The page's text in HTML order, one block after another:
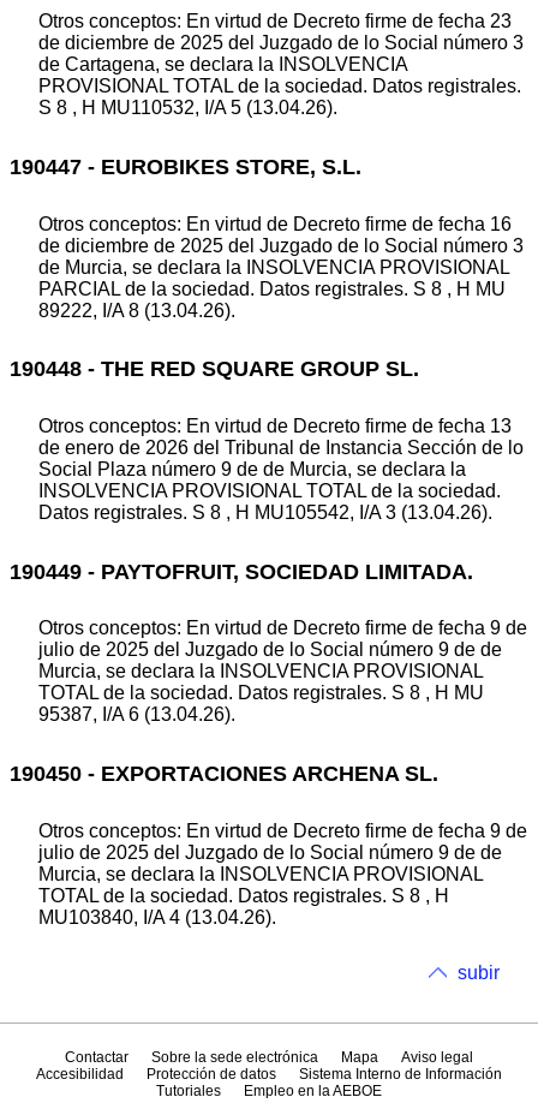
Otros conceptos: En virtud de Decreto firme de fecha 23
de diciembre de 2025 del Juzgado de lo Social número 3
de Cartagena, se declara la INSOLVENCIA
PROVISIONAL TOTAL de la sociedad. Datos registrales.
S 8 , H MU110532, I/A 5 (13.04.26).
190447 - EUROBIKES STORE, S.L.
Otros conceptos: En virtud de Decreto firme de fecha 16
de diciembre de 2025 del Juzgado de lo Social número 3
de Murcia, se declara la INSOLVENCIA PROVISIONAL
PARCIAL de la sociedad. Datos registrales. S 8 , H MU
89222, I/A 8 (13.04.26).
190448 - THE RED SQUARE GROUP SL.
Otros conceptos: En virtud de Decreto firme de fecha 13
de enero de 2026 del Tribunal de Instancia Sección de lo
Social Plaza número 9 de de Murcia, se declara la
INSOLVENCIA PROVISIONAL TOTAL de la sociedad.
Datos registrales. S 8 , H MU105542, I/A 3 (13.04.26).
190449 - PAYTOFRUIT, SOCIEDAD LIMITADA.
Otros conceptos: En virtud de Decreto firme de fecha 9 de
julio de 2025 del Juzgado de lo Social número 9 de de
Murcia, se declara la INSOLVENCIA PROVISIONAL
TOTAL de la sociedad. Datos registrales. S 8 , H MU
95387, I/A 6 (13.04.26).
190450 - EXPORTACIONES ARCHENA SL.
Otros conceptos: En virtud de Decreto firme de fecha 9 de
julio de 2025 del Juzgado de lo Social número 9 de de
Murcia, se declara la INSOLVENCIA PROVISIONAL
TOTAL de la sociedad. Datos registrales. S 8 , H
MU103840, I/A 4 (13.04.26).
subir
Contactar Sobre la sede electrónica Mapa
Aviso legal
Accesibilidad
Protección de datos
Sistema Interno de Información
Tutoriales
Empleo en la AEBOE